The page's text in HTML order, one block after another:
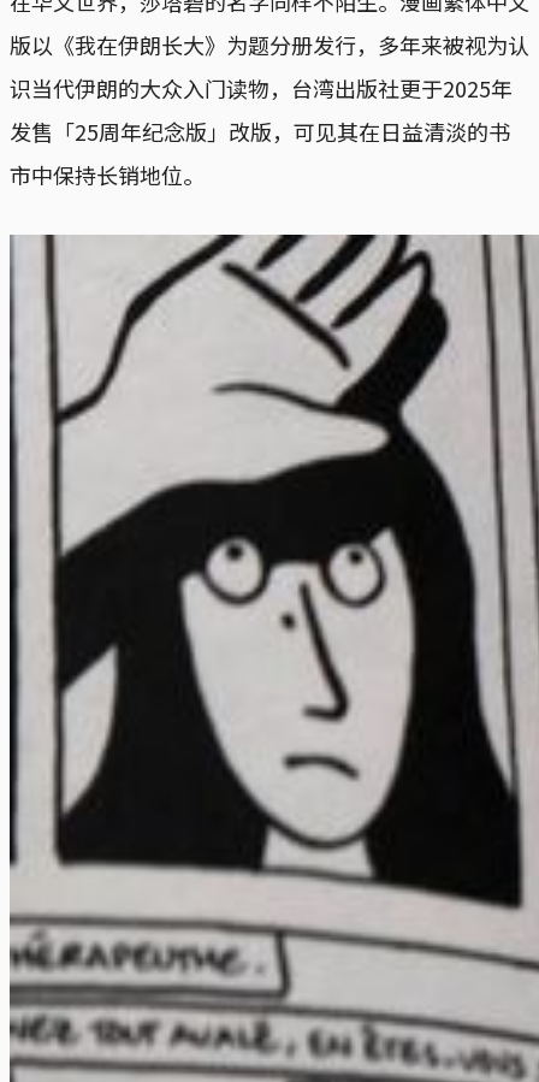
版以《我在伊朗长大》为题分册发行，多年来被视为认
识当代伊朗的大众入门读物，台湾出版社更于2025年
发售「25周年纪念版」改版，可见其在日益清淡的书
市中保持长销地位。